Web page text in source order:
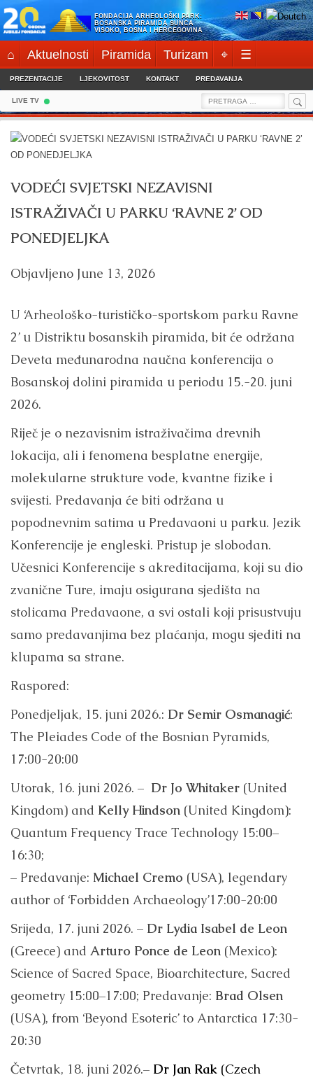
Skip
to
content
FONDACIJA ARHEOLOŠKI PARK:
BOSANSKA PIRAMIDA SUNCA
VISOKO, BOSNA I HERCEGOVINA
⌂ Aktuelnosti Piramida Turizam ⌖ ☰
PREZENTACIJE LJEKOVITOST KONTAKT PREDAVANJA
LIVE TV
Search
for:
VODEĆI SVJETSKI NEZAVISNI
ISTRAŽIVAČI U PARKU ‘RAVNE 2’ OD
PONEDJELJKA
Objavljeno June 13, 2026
U ‘Arheološko-turističko-sportskom parku Ravne
2’ u Distriktu bosanskih piramida, bit će održana
Deveta međunarodna naučna konferencija o
Bosanskoj dolini piramida u periodu 15.-20. juni
2026.
Riječ je o nezavisnim istraživačima drevnih
lokacija, ali i fenomena besplatne energije,
molekularne strukture vode, kvantne fizike i
svijesti. Predavanja će biti održana u
popodnevnim satima u Predavaoni u parku. Jezik
Konferencije je engleski. Pristup je slobodan.
Učesnici Konferencije s akreditacijama, koji su dio
zvanične Ture, imaju osigurana sjedišta na
stolicama Predavaone, a svi ostali koji prisustvuju
samo predavanjima bez plaćanja, mogu sjediti na
klupama sa strane.
Raspored:
Ponedjeljak, 15. juni 2026.: Dr Semir Osmanagić:
The Pleiades Code of the Bosnian Pyramids,
17:00-20:00
Utorak, 16. juni 2026. – Dr Jo Whitaker (United
Kingdom) and Kelly Hindson (United Kingdom):
Quantum Frequency Trace Technology 15:00–
16:30;
– Predavanje: Michael Cremo (USA), legendary
author of ‘Forbidden Archaeology’17:00-20:00
Srijeda, 17. juni 2026. – Dr Lydia Isabel de Leon
(Greece) and Arturo Ponce de Leon (Mexico):
Science of Sacred Space, Bioarchitecture, Sacred
geometry 15:00–17:00; Predavanje: Brad Olsen
(USA), from ‘Beyond Esoteric’ to Antarctica 17:30-
20:30
Četvrtak, 18. juni 2026.– Dr Jan Rak (Czech